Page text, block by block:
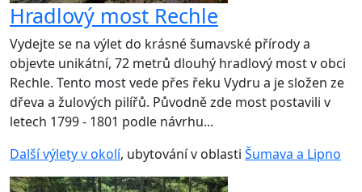
Hradlový most Rechle
Vydejte se na výlet do krásné šumavské přírody a
objevte unikátní, 72 metrů dlouhý hradlový most v obci
Rechle. Tento most vede přes řeku Vydru a je složen ze
dřeva a žulových pilířů. Původně zde most postavili v
letech 1799 - 1801 podle návrhu...
Další výlety v okolí, ubytování v oblasti Šumava a Lipno